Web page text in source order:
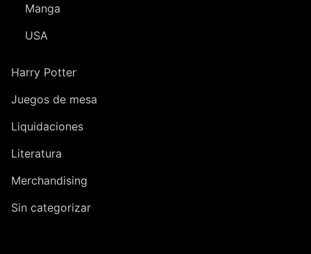
Manga
USA
Harry Potter
Juegos de mesa
Liquidaciones
Literatura
Merchandising
Sin categorizar